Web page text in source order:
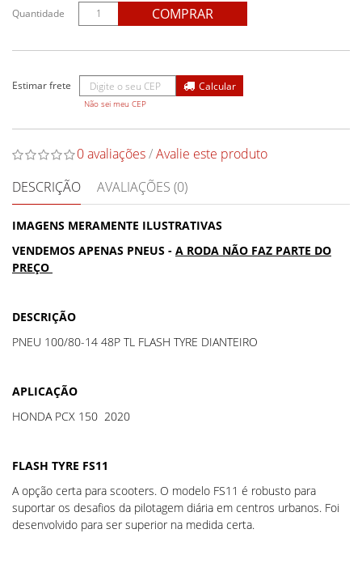
Quantidade COMPRAR
Não sei meu CEP
0 avaliações/Avalie este produto
DESCRIÇÃO
AVALIAÇÕES (0)
IMAGENS MERAMENTE ILUSTRATIVAS
VENDEMOS APENAS PNEUS - A RODA NÃO FAZ PARTE DO
PREÇO
DESCRIÇÃO
PNEU 100/80-14 48P TL FLASH TYRE DIANTEIRO
APLICAÇÃO
HONDA PCX 150 2020
FLASH TYRE FS11
A opção certa para scooters. O modelo FS11 é robusto para
suportar os desafios da pilotagem diária em centros urbanos. Foi
desenvolvido para ser superior na medida certa.